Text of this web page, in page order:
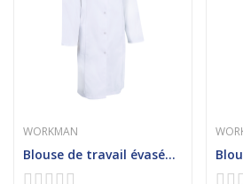
WORKMAN
Blouse de travail évasée femme avec ceinture au...